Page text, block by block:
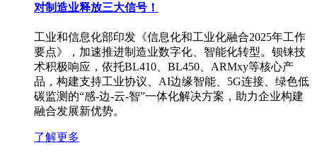
对制造业释放三大信号！
工业和信息化部印发《信息化和工业化融合2025年工作
要点》，加速推进制造业数字化、智能化转型。钡铼技
术积极响应，依托BL410、BL450、ARMxy等核心产
品，构建支持工业协议、AI边缘智能、5G连接、绿色低
碳监测的“感-边-云-智”一体化解决方案，助力企业构建
融合发展新优势。
了解更多